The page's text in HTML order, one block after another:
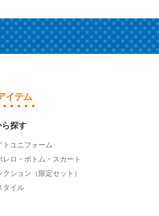
イテム
ら探す
トユニフォーム
レロ・ボトム・スカート
ション（限定セット）
タイル